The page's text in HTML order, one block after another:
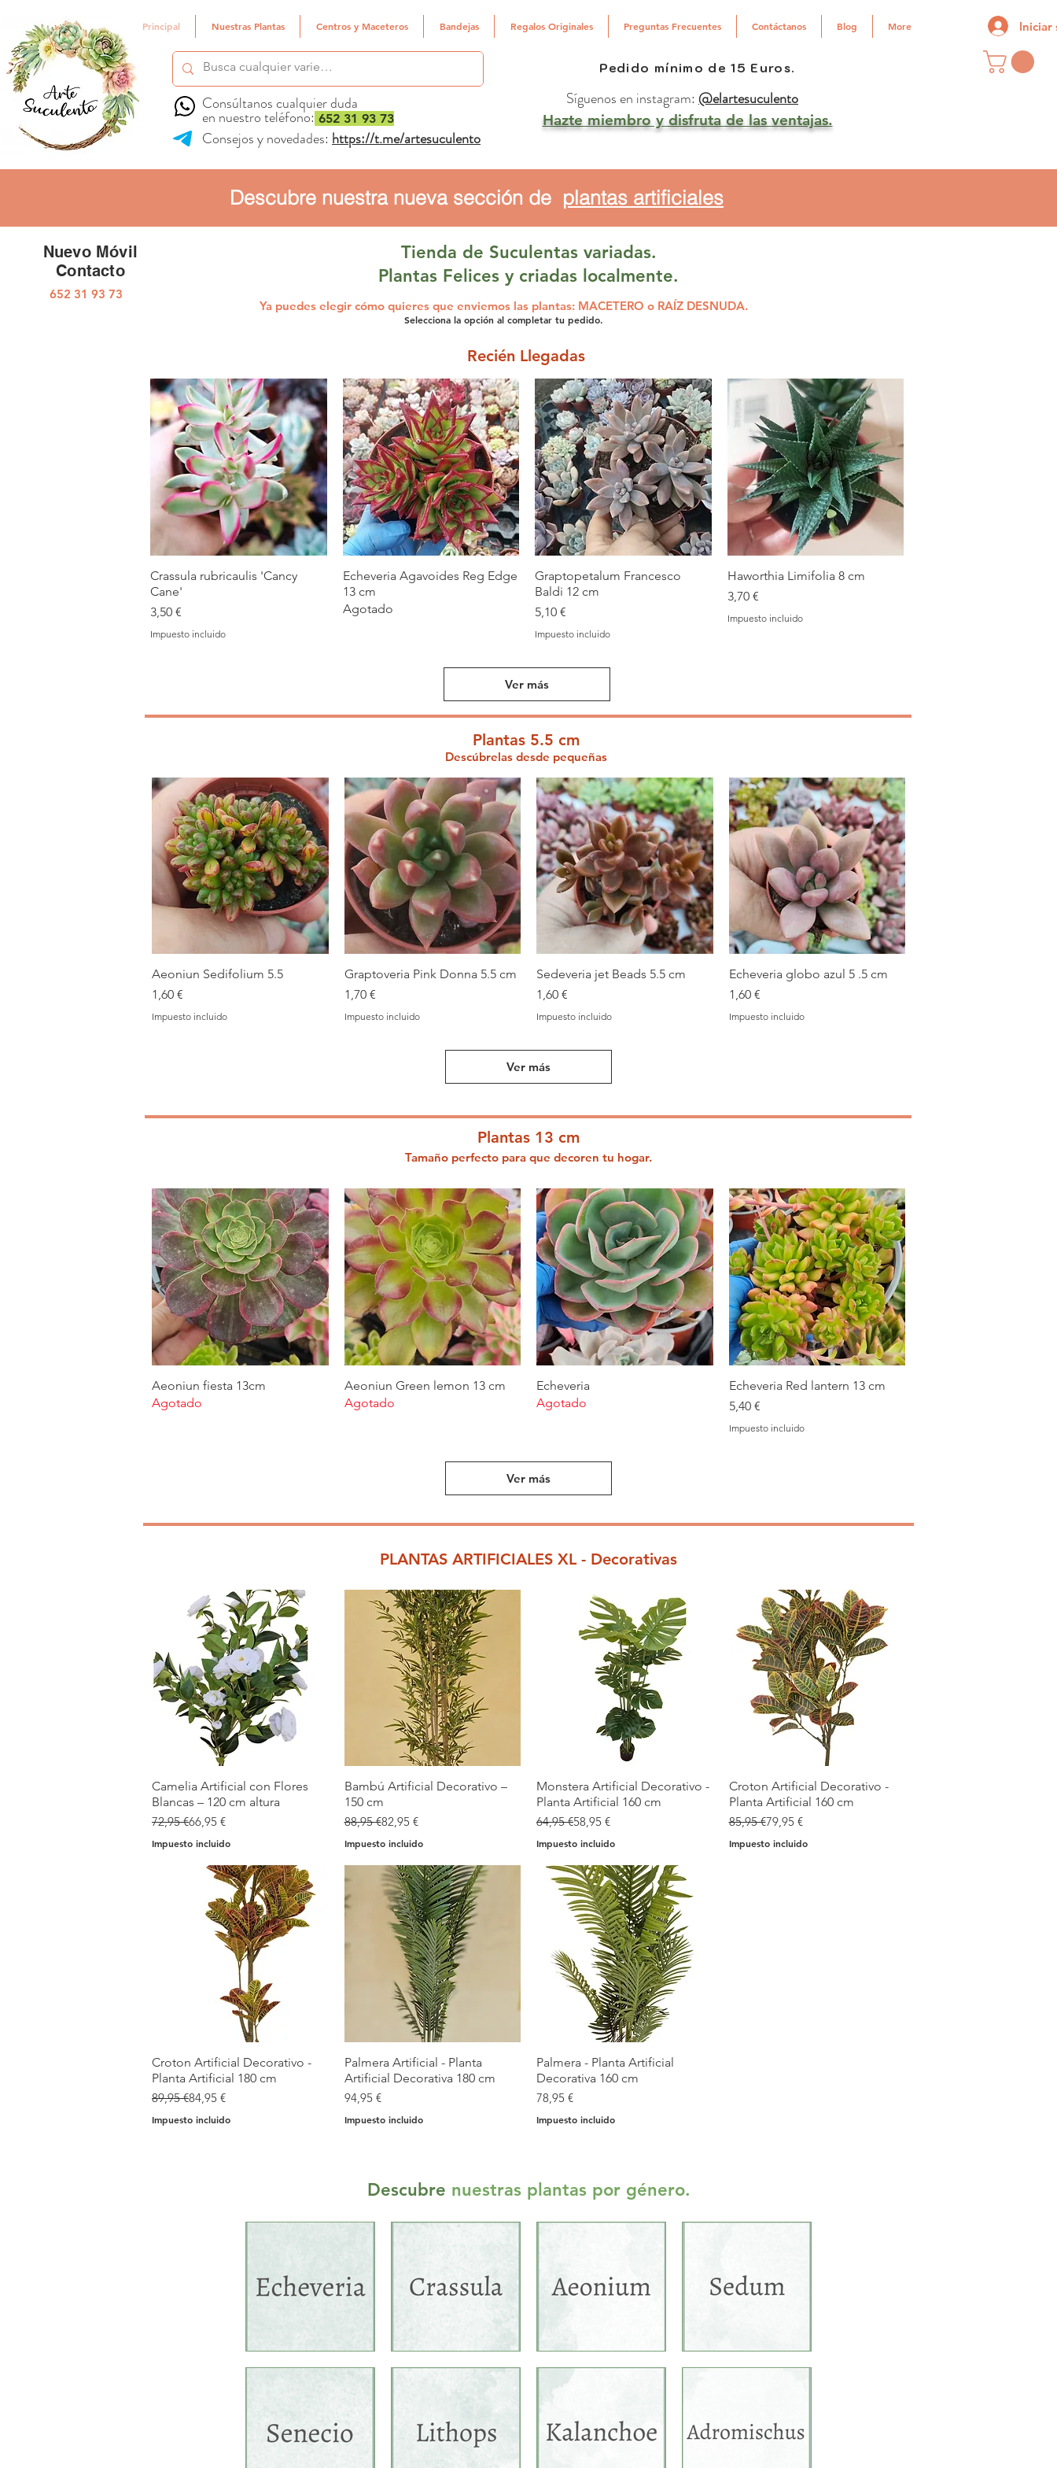
Principal Nuestras Plantas Centros y Maceteros Bandejas Regalos Originales Preguntas Frecuentes Contáctanos Blog More Iniciar
Consúltanos cualquier duda
en nuestro teléfono: 652 31 93 73
Consejos y novedades: https://t.me/artesuculento
Pedido mínimo de 15 Euros.
Síguenos en instagram: @elartesuculento
Hazte miembro y disfruta de las ventajas.
Descubre nuestra nueva sección de plantas artificiales
652 31 93 73
Nuevo Móvil
Contacto
Tienda de Suculentas variadas.
Plantas Felices y criadas localmente.
Ya puedes elegir cómo quieres que enviemos las plantas: MACETERO o RAÍZ DESNUDA.
Selecciona la opción al completar tu pedido.
Recién Llegadas
Vista rápida
Crassula rubricaulis 'Cancy
Cane'
Precio
3,50 €
Impuesto incluido
Vista rápida
Echeveria Agavoides Reg Edge
13 cm
Agotado
Vista rápida
Graptopetalum Francesco
Baldi 12 cm
Precio
5,10 €
Impuesto incluido
Vista rápida
Haworthia Limifolia 8 cm
Precio
3,70 €
Impuesto incluido
Ver más
Plantas 5.5 cm
Descúbrelas desde pequeñas
Vista rápida
Aeoniun Sedifolium 5.5
Precio
1,60 €
Impuesto incluido
Vista rápida
Graptoveria Pink Donna 5.5 cm
Precio
1,70 €
Impuesto incluido
Vista rápida
Sedeveria jet Beads 5.5 cm
Precio
1,60 €
Impuesto incluido
Vista rápida
Echeveria globo azul 5 .5 cm
Precio
1,60 €
Impuesto incluido
Ver más
Plantas 13 cm
Tamaño perfecto para que decoren tu hogar.
Vista rápida
Aeoniun fiesta 13cm
Agotado
Vista rápida
Aeoniun Green lemon 13 cm
Agotado
Echeveria
Agotado
Vista rápida
Echeveria Red lantern 13 cm
Precio
5,40 €
Impuesto incluido
Ver más
PLANTAS ARTIFICIALES XL - Decorativas
Vista rápida
Camelia Artificial con Flores
Blancas – 120 cm altura
Precio
72,95 €
Precio de oferta
66,95 €
Impuesto incluido
Vista rápida
Bambú Artificial Decorativo –
150 cm
Precio
88,95 €
Precio de oferta
82,95 €
Impuesto incluido
Vista rápida
Monstera Artificial Decorativo -
Planta Artificial 160 cm
Precio
64,95 €
Precio de oferta
58,95 €
Impuesto incluido
Vista rápida
Croton Artificial Decorativo -
Planta Artificial 160 cm
Precio
85,95 €
Precio de oferta
79,95 €
Impuesto incluido
Vista rápida
Croton Artificial Decorativo -
Planta Artificial 180 cm
Precio
89,95 €
Precio de oferta
84,95 €
Impuesto incluido
Vista rápida
Palmera Artificial - Planta
Artificial Decorativa 180 cm
Precio
94,95 €
Impuesto incluido
Vista rápida
Palmera - Planta Artificial
Decorativa 160 cm
Precio
78,95 €
Impuesto incluido
Descubre nuestras plantas por género.